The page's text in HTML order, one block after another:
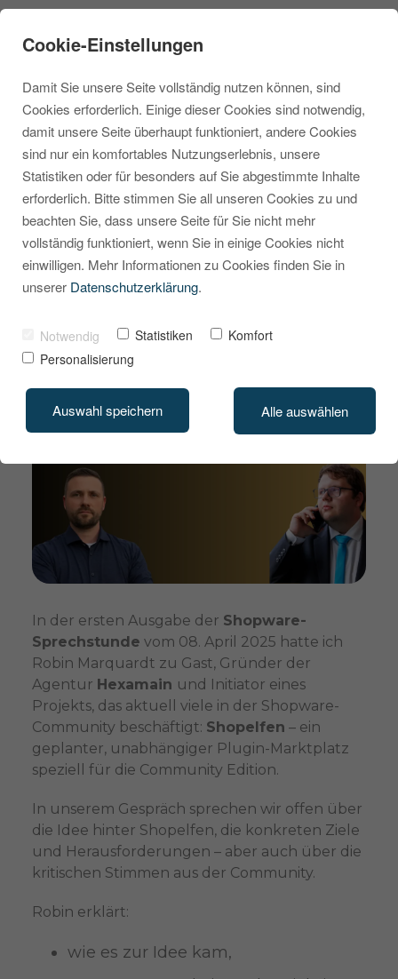
Vollständiges
Interview: Robin
Marquardt über
Shopelfen
MARCEL KRIPPENDORF
In der ersten Ausgabe der Shopware-
Sprechstunde vom 08. April 2025 hatte ich
Robin Marquardt zu Gast, Gründer der
Agentur Hexamain und Initiator eines
Projekts, das aktuell viele in der Shopware-
Community beschäftigt: Shopelfen – ein
geplanter, unabhängiger Plugin-Marktplatz
speziell für die Community Edition.
In unserem Gespräch sprechen wir offen über
die Idee hinter Shopelfen, die konkreten Ziele
und Herausforderungen – aber auch über die
kritischen Stimmen aus der Community.
Robin erklärt:
wie es zur Idee kam,
Cookie-Einstellungen
Damit Sie unsere Seite vollständig nutzen können, sind
Cookies erforderlich. Einige dieser Cookies sind notwendig,
damit unsere Seite überhaupt funktioniert, andere Cookies
sind nur ein komfortables Nutzungserlebnis, unsere
Statistiken oder für besonders auf Sie abgestimmte Inhalte
erforderlich. Bitte stimmen Sie all unseren Cookies zu und
beachten Sie, dass unsere Seite für Sie nicht mehr
vollständig funktioniert, wenn Sie in einige Cookies nicht
einwilligen. Mehr Informationen zu Cookies finden Sie in
unserer Datenschutzerklärung.
Notwendig Statistiken
Komfort
Personalisierung
Auswahl speichern Alle auswählen